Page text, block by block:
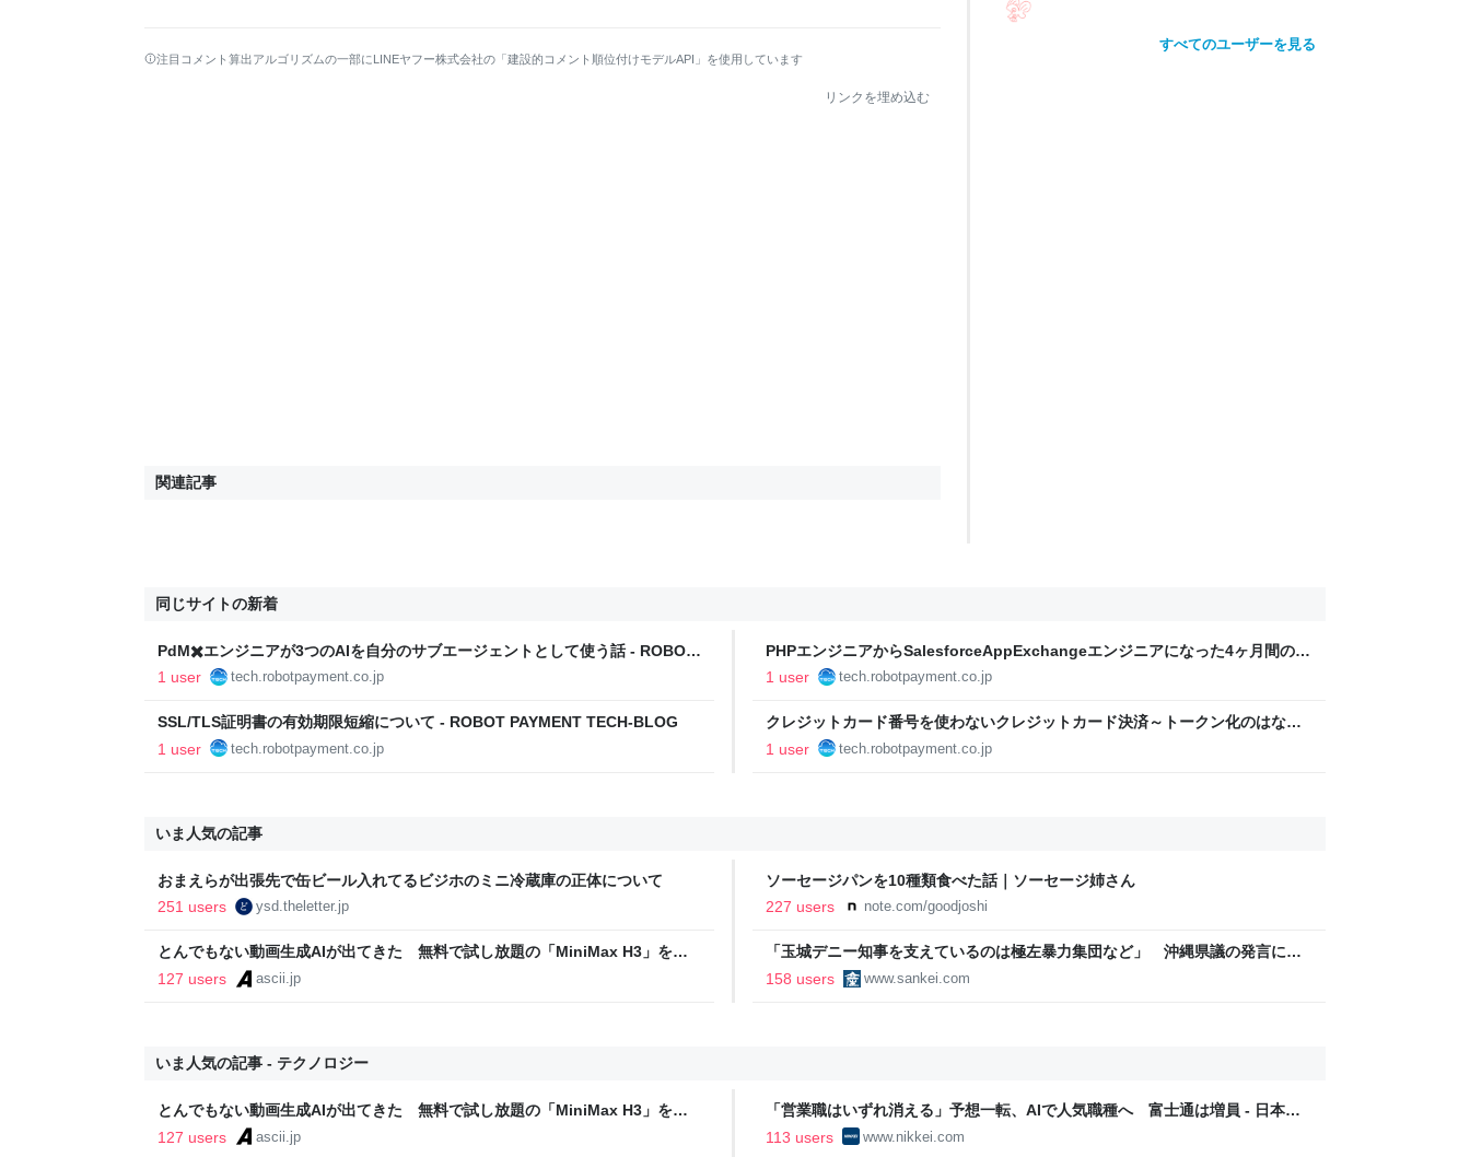
注目コメント算出アルゴリズムの一部にLINEヤフー株式会社の「建設的コメント順位付けモデルAPI」を使用しています
リンクを埋め込む
関連記事
すべてのユーザーを見る
同じサイトの新着
PdM✖️エンジニアが3つのAIを自分のサブエージェントとして使う話 - ROBOT
PAYMENT TECH-BLOG
1 user tech.robotpayment.co.jp
PHPエンジニアからSalesforceAppExchangeエンジニアになった4ヶ月間の振
り返り - ROBOT PAYMENT TECH-BLOG
1 user tech.robotpayment.co.jp
SSL/TLS証明書の有効期限短縮について - ROBOT PAYMENT TECH-BLOG
1 user
tech.robotpayment.co.jp
クレジットカード番号を使わないクレジットカード決済～トークン化のはなし
～ - ROBOT PAYMENT TECH-BLOG
1 user tech.robotpayment.co.jp
いま人気の記事
おまえらが出張先で缶ビール入れてるビジホのミニ冷蔵庫の正体について
251 users
ysd.theletter.jp
ソーセージパンを10種類食べた話｜ソーセージ姉さん
227 users
note.com/goodjoshi
とんでもない動画生成AIが出てきた 無料で試し放題の「MiniMax H3」を徹
底検証 (1/5)
127 users ascii.jp
「玉城デニー知事を支えているのは極左暴力集団など」 沖縄県議の発言に、
撤回求め抗議
158 users www.sankei.com
いま人気の記事 - テクノロジー
とんでもない動画生成AIが出てきた 無料で試し放題の「MiniMax H3」を徹
底検証 (1/5)
127 users ascii.jp
「営業職はいずれ消える」予想一転、AIで人気職種へ 富士通は増員 - 日本経
済新聞
113 users www.nikkei.com